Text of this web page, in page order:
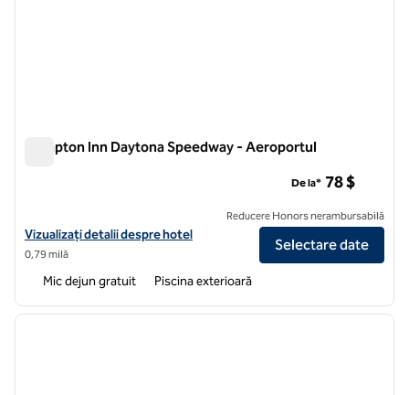
Hampton Inn Daytona Speedway - Aeroportul
Vizualizați detaliile hotelului pentru Hampton Inn Daytona
Vizualizați detalii despre hotel
0,79 milă
De la* 78 $
Reducere Honors nerambursabilă
Selectare date
Mic dejun gratuit Piscina exterioară
1 din 11